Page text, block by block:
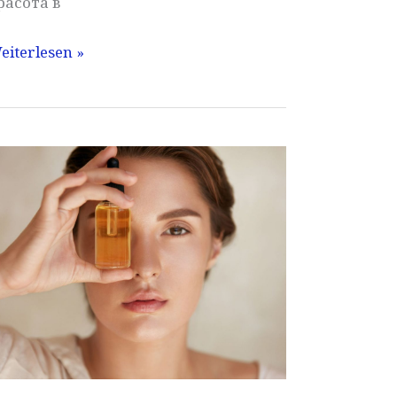
»